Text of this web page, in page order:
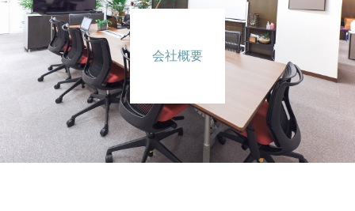
会社概要
会社概要
施工実績
コラム
お問い合わせ